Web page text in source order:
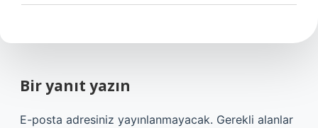
Bir yanıt yazın
E-posta adresiniz yayınlanmayacak. Gerekli alanlar